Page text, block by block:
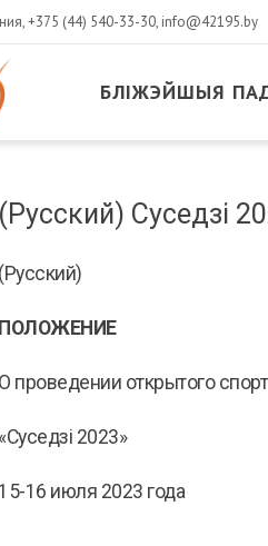
+375 (44) 540-33-30, info@42195.by
БЛІЖЭЙШЫЯ
CONTENT
14,
(Русский) Суседзі
(Русский)
ПОЛОЖЕНИЕ
О проведении открытого
«Суседзi 2023»
15-16 июля 2023 года